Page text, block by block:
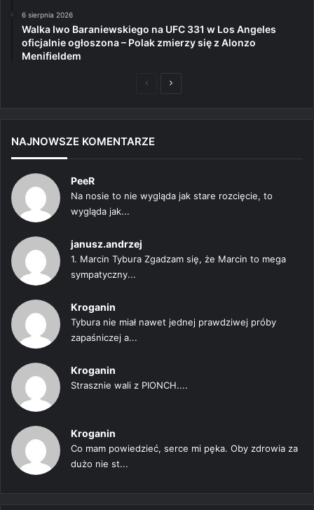
6 sierpnia 2026
Walka Iwo Baraniewskiego na UFC 331 w Los Angeles
oficjalnie ogłoszona – Polak zmierzy się z Alonzo
Menifieldem
PoprzedniaNastępna
NAJNOWSZE KOMENTARZE
PeeR
Na nosie to nie wygląda jak stare rozcięcie, to
wygląda jak...
janusz.andrzej
1. Marcin Tybura Zgadzam się, że Marcin to mega
sympatyczny...
Kroganin
Tybura nie miał nawet jednej prawdziwej próby
zapaśniczej a...
Kroganin
Strasznie wali z PIONCH....
Kroganin
Co mam powiedzieć, serce mi pęka. Oby zdrowia za
dużo nie st...